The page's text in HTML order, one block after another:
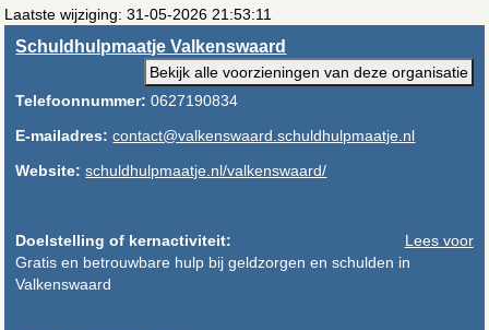
Laatste wijziging: 31-05-2026 21:53:11
Schuldhulpmaatje Valkenswaard
Bekijk alle voorzieningen van deze organisatie
Telefoonnummer: 0627190834
E-mailadres: contact@valkenswaard.schuldhulpmaatje.nl
Website: schuldhulpmaatje.nl/valkenswaard/
Lees voor
Doelstelling of kernactiviteit:
Gratis en betrouwbare hulp bij geldzorgen en schulden in
Valkenswaard